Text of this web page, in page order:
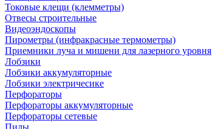
Токовые клещи (клемметры)
Отвесы строительные
Видеоэндоскопы
Пирометры (инфракрасные термометры)
Приемники луча и мишени для лазерного уровня
Лобзики
Лобзики аккумуляторные
Лобзики электричесике
Перфораторы
Перфораторы аккумуляторные
Перфораторы сетевые
Пилы